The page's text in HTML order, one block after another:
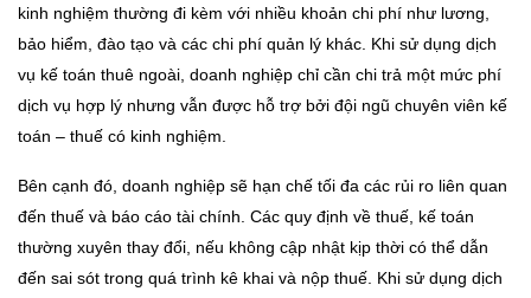
kinh nghiệm thường đi kèm với nhiều khoản chi phí như lương,
bảo hiểm, đào tạo và các chi phí quản lý khác. Khi sử dụng dịch
vụ kế toán thuê ngoài, doanh nghiệp chỉ cần chi trả một mức phí
dịch vụ hợp lý nhưng vẫn được hỗ trợ bởi đội ngũ chuyên viên kế
toán – thuế có kinh nghiệm.
Bên cạnh đó, doanh nghiệp sẽ hạn chế tối đa các rủi ro liên quan
đến thuế và báo cáo tài chính. Các quy định về thuế, kế toán
thường xuyên thay đổi, nếu không cập nhật kịp thời có thể dẫn
đến sai sót trong quá trình kê khai và nộp thuế. Khi sử dụng dịch